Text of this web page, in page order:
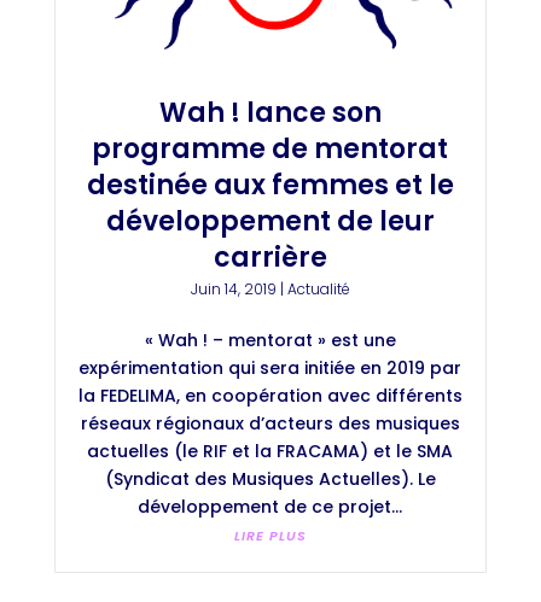
Wah ! lance son
programme de mentorat
destinée aux femmes et le
développement de leur
carrière
Juin 14, 2019 | Actualité
« Wah ! – mentorat » est une
expérimentation qui sera initiée en 2019 par
la FEDELIMA, en coopération avec différents
réseaux régionaux d’acteurs des musiques
actuelles (le RIF et la FRACAMA) et le SMA
(Syndicat des Musiques Actuelles). Le
développement de ce projet...
LIRE PLUS